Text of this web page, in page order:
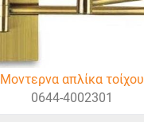
Μοντερνα απλίκα τοίχου
0644-4002301